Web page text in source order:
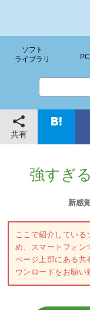
ソフト
ライブラリ
共有
強すぎ
新感
ここで紹介している
め、スマートフォン
ページ上部にある共
ウンロードをお願い